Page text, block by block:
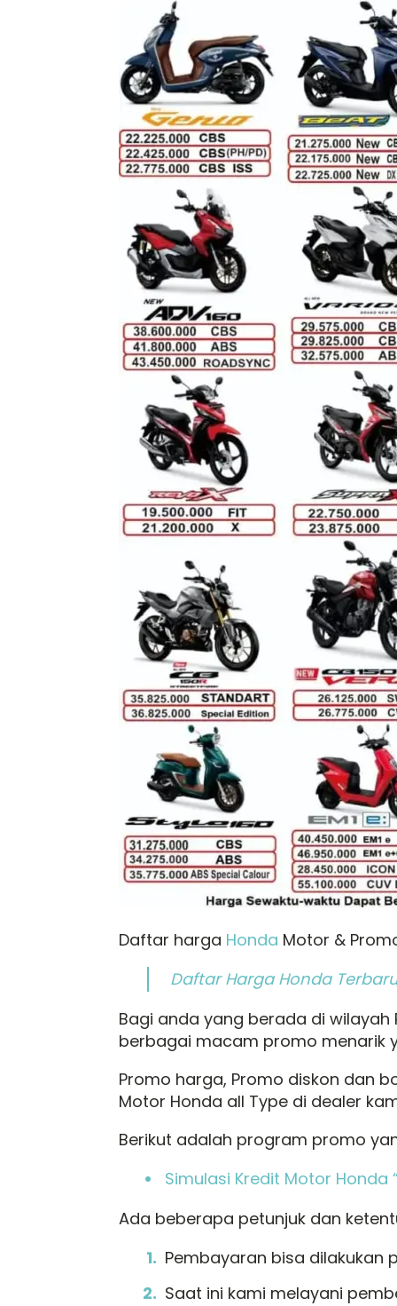
Daftar harga Honda Motor &
Daftar Harga Honda
Bagi anda yang berada di wilayah
berbagai macam promo menarik
Promo harga, Promo diskon dan
Motor Honda all Type di dealer
Berikut adalah program promo
Simulasi Kredit Motor Honda
Ada beberapa petunjuk dan
Pembayaran bisa
Saat ini kami melayani